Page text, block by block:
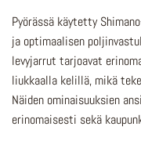
Pyörässä käytetty
ja optimaalisen
levyjarrut tarjoavat
liukkaalla kelillä, mikä
Näiden ominaisuuksien
erinomaisesti sekä